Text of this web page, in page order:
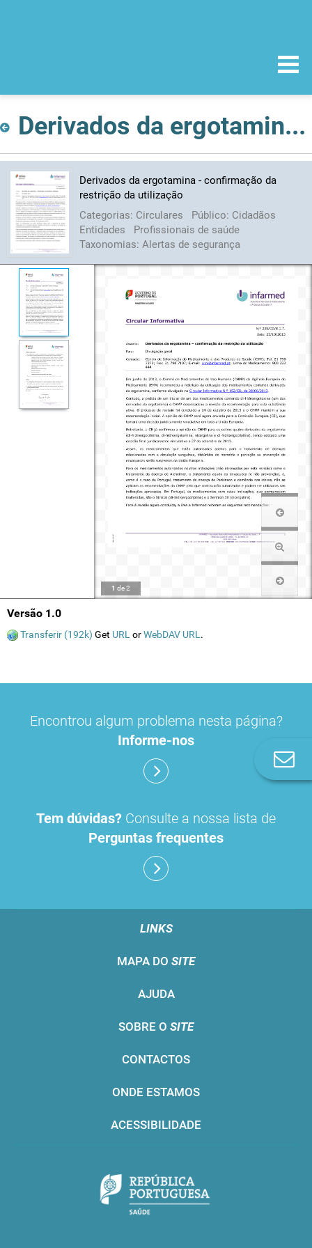
Derivados da ergotamina - confirmação da restrição da utilização
Derivados da ergotamina - confirmação da
restrição da utilização
Categorias: Circulares Público: Cidadãos
Entidades
Profissionais de saúde
Taxonomias: Alertas de segurança
1 de2
Versão 1.0
Transferir (192k) Get URL orWebDAV URL .
Encontrou algum problema nesta página?
Informe-nos
Tem dúvidas? Consulte a nossa lista de
Perguntas frequentes
LINKS
MAPA DO SITE
AJUDA
SOBRE O SITE
CONTACTOS
ONDE ESTAMOS
ACESSIBILIDADE